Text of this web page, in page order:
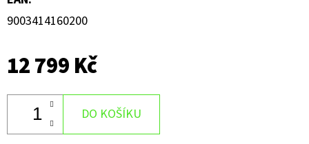
9003414160200
12 799 Kč
DO KOŠÍKU